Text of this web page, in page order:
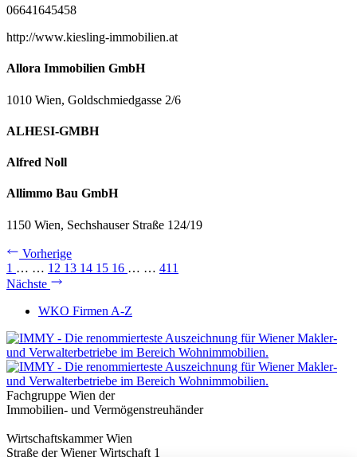
06641645458
http://www.kiesling-immobilien.at
Allora Immobilien GmbH
1010 Wien, Goldschmiedgasse 2/6
ALHESI-GMBH
Alfred Noll
Allimmo Bau GmbH
1150 Wien, Sechshauser Straße 124/19
Vorherige
1 … … 12 13 14 15 16 … … 411
Nächste
WKO Firmen A-Z
Fachgruppe Wien der
Immobilien- und Vermögenstreuhänder
Wirtschaftskammer Wien
Straße der Wiener Wirtschaft 1